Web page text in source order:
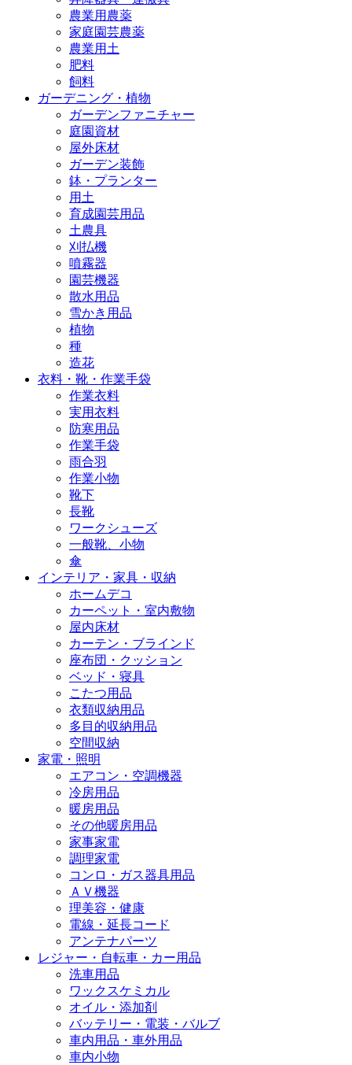
農業用農薬
家庭園芸農薬
農業用土
肥料
飼料
ガーデニング・植物
ガーデンファニチャー
庭園資材
屋外床材
ガーデン装飾
鉢・プランター
用土
育成園芸用品
土農具
刈払機
噴霧器
園芸機器
散水用品
雪かき用品
植物
種
造花
衣料・靴・作業手袋
作業衣料
実用衣料
防寒用品
作業手袋
雨合羽
作業小物
靴下
長靴
ワークシューズ
一般靴、小物
傘
インテリア・家具・収納
ホームデコ
カーペット・室内敷物
屋内床材
カーテン・ブラインド
座布団・クッション
ベッド・寝具
こたつ用品
衣類収納用品
多目的収納用品
空間収納
家電・照明
エアコン・空調機器
冷房用品
暖房用品
その他暖房用品
家事家電
調理家電
コンロ・ガス器具用品
ＡＶ機器
理美容・健康
電線・延長コード
アンテナパーツ
レジャー・自転車・カー用品
洗車用品
ワックスケミカル
オイル・添加剤
バッテリー・電装・バルブ
車内用品・車外用品
車内小物